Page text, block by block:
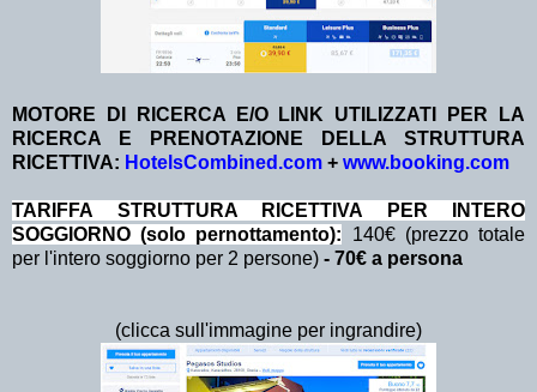
MOTORE DI RICERCA E/O LINK UTILIZZATI PER LA
RICERCA E PRENOTAZIONE DELLA STRUTTURA
RICETTIVA: HotelsCombined.com + www.booking.com
TA RIFFA STRUTTURA RICETTIVA PER INTERO
SOGGIORNO (solo pernottamento): 140€ (prezzo totale
per l'intero soggiorno per 2 persone) - 70€ a persona
(clicca sull'immagine per ingrandire)